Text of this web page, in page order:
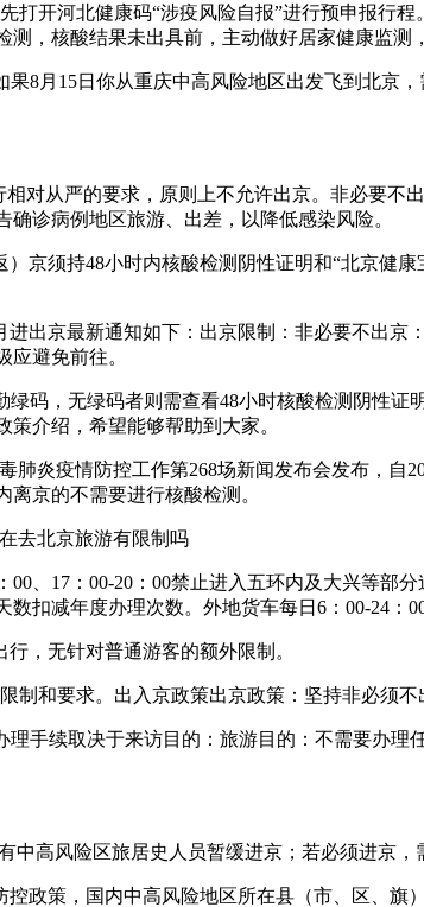
打开河北健康码“涉疫风险自报”进行预申报行
，核酸结果未出具前，主动做好居家健康监测
果8月15日你从重庆中高风险地区出发飞到北
相对从严的要求，原则上不允许出京。非必要
诊病例地区旅游、出差，以降低感染风险。
京须持48小时内核酸检测阴性证明和“北京健
进出京最新通知如下：出京限制：非必要不出
避免前往。
绿码，无绿码者则需查看48小时核酸检测阴性
介绍，希望能够帮助到大家。
肺炎疫情防控工作第268场新闻发布会发布，
京的不需要进行核酸检测。
去北京旅游有限制吗
00、17：00-20：00禁止进入五环内及大兴等
扣减年度办理次数。外地货车每日6：00-24
，无针对普通游客的额外限制。
制和要求。出入京政策出京政策：坚持非必须不
理手续取决于来访目的：旅游目的：不需要办
中高风险区旅居史人员暂缓进京；若必须进京
控政策，国内中高风险地区所在县（市、区、